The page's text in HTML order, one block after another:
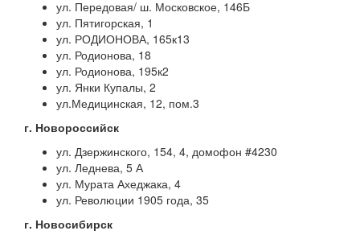
ул. Передовая/ ш. Московское, 146Б
ул. Пятигорская, 1
ул. РОДИОНОВА, 165к13
ул. Родионова, 18
ул. Родионова, 195к2
ул. Янки Купалы, 2
ул.Медицинская, 12, пом.3
г. Новороссийск
ул. Дзержинского, 154, 4, домофон #4230
ул. Леднева, 5 А
ул. Мурата Ахеджака, 4
ул. Революции 1905 года, 35
г. Новосибирск